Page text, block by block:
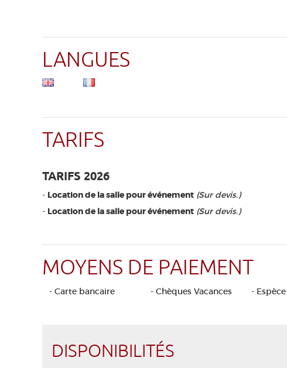
LANGUES
TARIFS
TARIFS 2026
- Location de la salle pour événement (Sur devis.)
- Location de la salle pour événement (Sur devis.)
MOYENS DE PAIEMENT
- Carte bancaire - Chèques Vacances - Espèce
DISPONIBILITÉS